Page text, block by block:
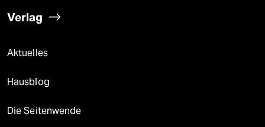
Verlag
Aktuelles
Hausblog
Die Seitenwende